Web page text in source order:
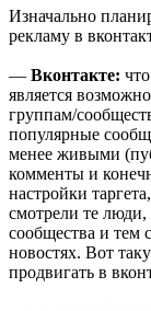
Изначально
рекламу в
— Вконтакте:
является
группам/
популярные
менее живыми
комменты и
настройки
смотрели те
сообщества и тем
новостях. Вот
продвигать в